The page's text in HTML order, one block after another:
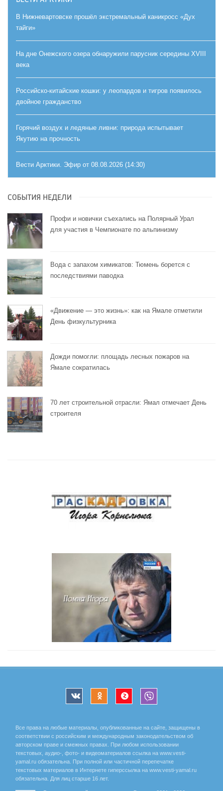
В Нижневартовске прошёл экстремальный каникросс «Дух
тайги»
На дне Онежского озера обнаружили парусник середины XVIII
века
Российско-китайские кошки: у леопардов и тигров появилось
двойное гражданство
Горячий воздух и ледяные ливни: природа испытывает
Якутию на прочность
Вести Арктики. Эфир от 08.08.2026 (14:30)
СОБЫТИЯ НЕДЕЛИ
Профи и новички съехались на Полярный Урал
для участия в Чемпионате по альпинизму
Вода с запахом химикатов: Тюмень борется с
последствиями паводка
«Движение — это жизнь»: как на Ямале отметили
День физкультурника
Дожди помогли: площадь лесных пожаров на
Ямале сократилась
70 лет строительной отрасли: Ямал отмечает День
строителя
Все права на любые материалы, опубликованные на сайте, защищены в
соответствии с российским и международным законодательством об
авторском праве и смежных правах. При любом использовании
текстовых, аудио-, фото- и видеоматериалов ссылка на www.vesti-
yamal.ru обязательна. При полной или частичной перепечатке
текстовых материалов в Интернете гиперссылка на www.vesti-yamal.ru
обязательна. Для лиц старше 16 лет.